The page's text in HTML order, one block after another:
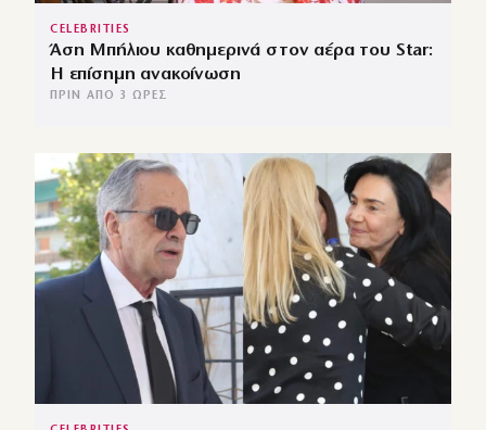
CELEBRITIES
Άση Μπήλιου καθημερινά στον αέρα του Star:
Η επίσημη ανακοίνωση
ΠΡΙΝ ΑΠΌ 3 ΏΡΕΣ